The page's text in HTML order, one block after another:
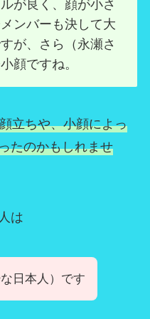
が良く、顔が小さ
ンバーも決して大
が、さら（永瀬さ
顔ですね。
立ちや、小顔によっ
たのかもしれませ
は
日本人）です